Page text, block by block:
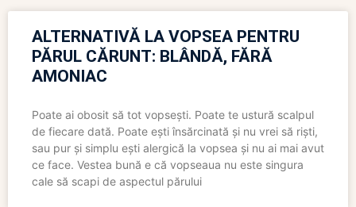
ALTERNATIVĂ LA VOPSEA PENTRU
PĂRUL CĂRUNT: BLÂNDĂ, FĂRĂ
AMONIAC
Poate ai obosit să tot vopsești. Poate te ustură scalpul
de fiecare dată. Poate ești însărcinată și nu vrei să riști,
sau pur și simplu ești alergică la vopsea și nu ai mai avut
ce face. Vestea bună e că vopseaua nu este singura
cale să scapi de aspectul părului